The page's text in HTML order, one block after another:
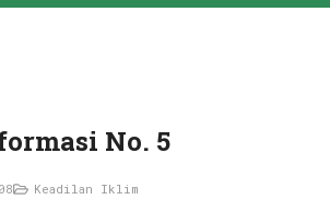
No. 5
Keadilan Iklim